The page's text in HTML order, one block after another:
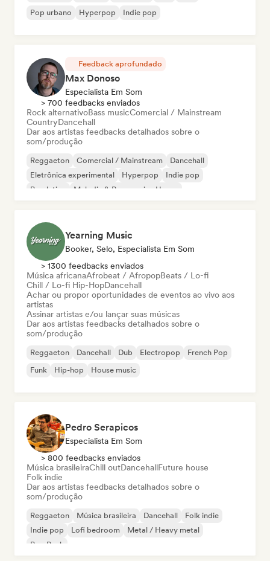
Pop urbano
Hyperpop Indie pop
Feedback aprofundado
Max Donoso
Especialista Em Som
> 700 feedbacks enviados
Rock alternativoBass musicComercial / Mainstream
CountryDancehall
Dar aos artistas feedbacks detalhados sobre o
som/produção
Reggaeton Comercial / Mainstream
Dancehall
Eletrônica experimental
Hyperpop
Indie pop
Pop latino
Melodic & Progressive House
Yearning Music
Booker, Selo, Especialista Em Som
> 1300 feedbacks enviados
Música africanaAfrobeat / AfropopBeats / Lo-fi
Chill / Lo-fi Hip-HopDancehall
Achar ou propor oportunidades de eventos ao vivo aos
artistas
Assinar artistas e/ou lançar suas músicas
Dar aos artistas feedbacks detalhados sobre o
som/produção
Reggaeton Dancehall Dub Electropop
French Pop
Funk
Hip-hop House music
Pedro Serapicos
Especialista Em Som
> 800 feedbacks enviados
Música brasileiraChill outDancehallFuture house
Folk indie
Dar aos artistas feedbacks detalhados sobre o
som/produção
Reggaeton Música brasileira Dancehall
Folk indie
Indie pop
Lofi bedroom
Metal / Heavy metal
Pop Punk